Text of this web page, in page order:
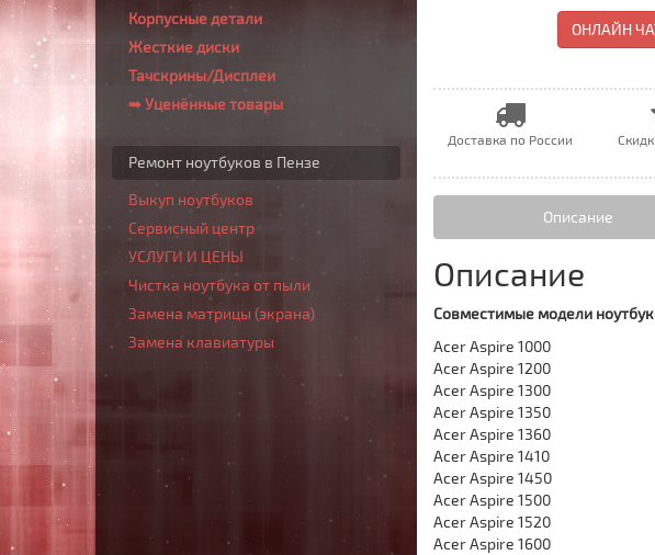
Корпусные детали
Жесткие диски
Тачскрины/Дисплеи
➥ Уценённые товары
Ремонт ноутбуков в Пензе
Выкуп ноутбуков
Сервисный центр
УСЛУГИ И ЦЕНЫ
Чистка ноутбука от пыли
Замена матрицы (экрана)
Замена клавиатуры
ОНЛАЙН
Доставка по России
Описание
Описание
Совместимые модели
Acer Aspire 1000
Acer Aspire 1200
Acer Aspire 1300
Acer Aspire 1350
Acer Aspire 1360
Acer Aspire 1410
Acer Aspire 1450
Acer Aspire 1500
Acer Aspire 1520
Acer Aspire 1600